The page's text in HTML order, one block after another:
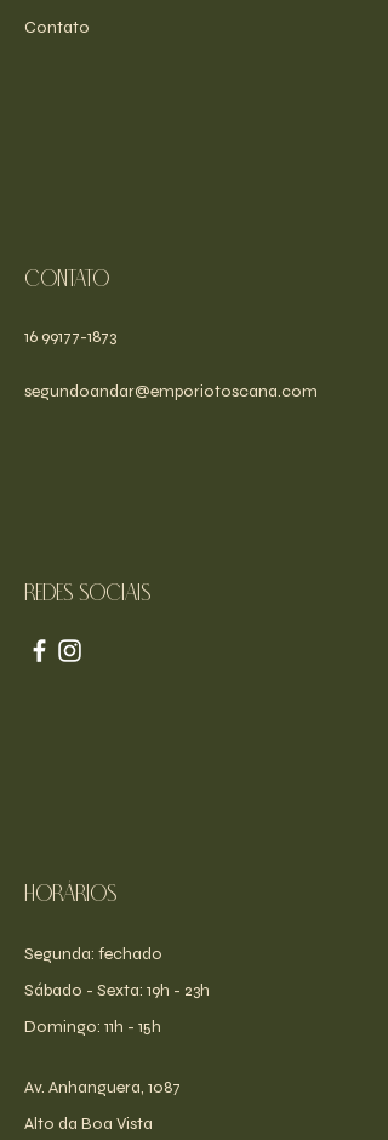
Contato
Contato
16 99177-1873
segundoandar@emporiotoscana.com
Redes sociais
Horários
Segunda: fechado
​​Sábado - Sexta: 19h - 23h
​Domingo: 11h - 15h
Av. Anhanguera, 1087
Alto da Boa Vista